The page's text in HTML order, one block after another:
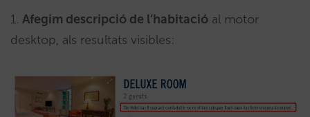
1. Afegim descripció de l’habitació al motor
desktop, als resultats visibles: